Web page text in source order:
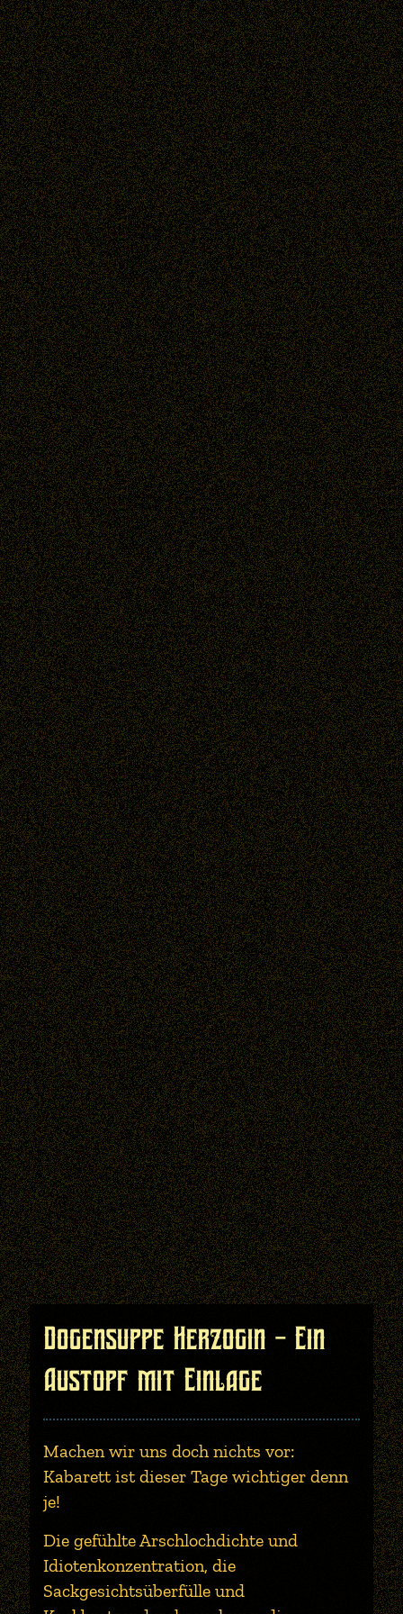
Dogensuppe Herzogin - Ein
Austopf mit Einlage
Machen wir uns doch nichts vor:
Kabarett ist dieser Tage wichtiger denn
je!
Die gefühlte Arschlochdichte und
Idiotenkonzentration, die
Sackgesichtsüberfülle und